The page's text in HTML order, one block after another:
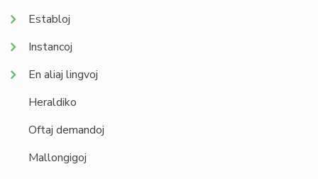
Establoj
Instancoj
En aliaj lingvoj
Heraldiko
Oftaj demandoj
Mallongigoj